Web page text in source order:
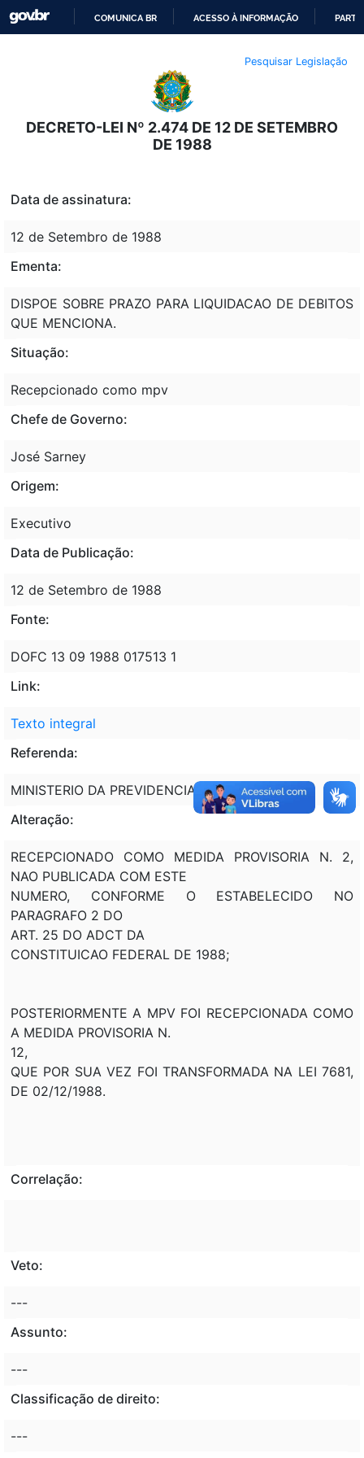
O
CONTEÚDO
COMUNICA BR ACESSO À INFORMAÇÃO
Pesquisar Legislação
DECRETO-LEI Nº 2.474 DE 12 DE SETEMBRO
DE 1988
Data de assinatura:
12 de Setembro de 1988
Ementa:
DISPOE SOBRE PRAZO PARA LIQUIDACAO DE DEBITOS
QUE MENCIONA.
Situação:
Recepcionado como mpv
Chefe de Governo:
José Sarney
Origem:
Executivo
Data de Publicação:
12 de Setembro de 1988
Fonte:
DOFC 13 09 1988 017513 1
Link:
Texto integral
Referenda:
MINISTERIO DA PREVIDENCIA SOCIAL.
Alteração:
RECEPCIONADO COMO MEDIDA PROVISORIA N. 2,
NAO PUBLICADA COM ESTE
NUMERO, CONFORME O ESTABELECIDO NO
PARAGRAFO 2 DO
ART. 25 DO ADCT DA
CONSTITUICAO FEDERAL DE 1988;
POSTERIORMENTE A MPV FOI RECEPCIONADA COMO
A MEDIDA PROVISORIA N.
12,
QUE POR SUA VEZ FOI TRANSFORMADA NA LEI 7681,
DE 02/12/1988.
Correlação:
Veto:
---
Assunto:
---
Classificação de direito:
---